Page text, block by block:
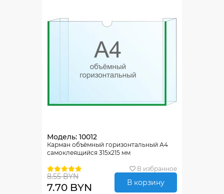
Модель: 10012
Карман объёмный горизонтальный А4
самоклеящийся 315х215 мм
В избранное
8.55 BYN
7.70 BYN В корзину